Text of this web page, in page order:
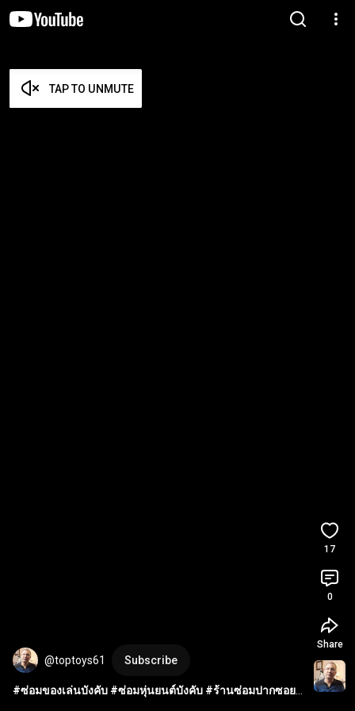
TAP TO UNMUTE
@toptoys61 Subscribe
#ซ่อมของเล่นบังคับ #ซ่อมหุ่นยนต์บังคับ #ร้านซ่อมปากซอย
17
0
Share